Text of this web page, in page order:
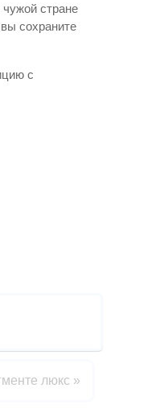
стране
сохраните
с
люкс »